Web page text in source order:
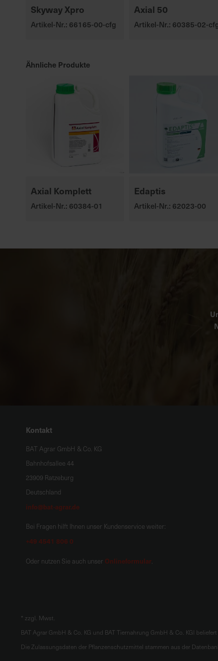
Skyway Xpro
Artikel-Nr.: 66165-00-cfg
Axial 50
Artikel-Nr.: 60385-02-
Ähnliche Produkte
Axial Komplett
Artikel-Nr.: 60384-01
Edaptis
Artikel-Nr.: 62023-00
Kontakt
BAT Agrar GmbH & Co. KG
Bahnhofsallee 44
23909 Ratzeburg
Deutschland
info@bat-agrar.de
Bei Fragen hilft Ihnen unser Kundenservice weiter:
+49 4541 806 0
Oder nutzen Sie auch unser Onlineformular.
* zzgl. Mwst.
BAT Agrar GmbH & Co. KG und BAT Tiernahrung GmbH & Co. KGl
Die Zulassungsdaten der Pflanzenschutzmittel stammen aus der